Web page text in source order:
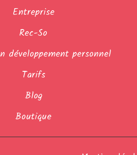
Entreprise
Rec-So
développement personnel
Tarifs
Blog
Boutique